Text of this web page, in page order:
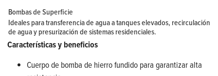
Bombas de Superficie
Ideales para transferencia de agua a tanques elevados, recirculación
de agua y presurización de sistemas residenciales.
Características y beneficios
Cuerpo de bomba de hierro fundido para garantizar alta